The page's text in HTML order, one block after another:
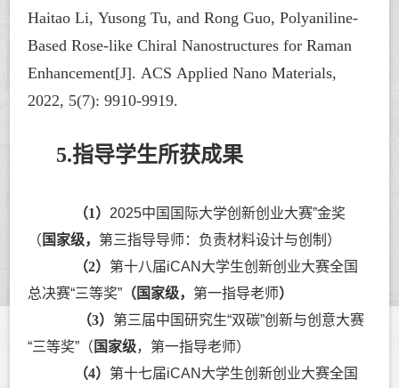
Haitao Li, Yusong Tu, and Rong Guo, Polyaniline-
Based Rose-like Chiral Nanostructures for Raman
Enhancement[J]. ACS Applied Nano Materials,
2022, 5(7): 9910-9919.
5.指导学生所获成果
（1） 2025中国国际大学创新创业大赛”金奖
（ 国家级， 第三指导导师：负责材料设计与创制）
（2） 第十八届iCAN大学生创新创业大赛全国
总决赛“三等奖” （ 国家级， 第一指导老师）
（3） 第三届中国研究生“双碳”创新与创意大赛
“三等奖”（ 国家级，第一指导老师）
（4） 第十七届iCAN大学生创新创业大赛全国